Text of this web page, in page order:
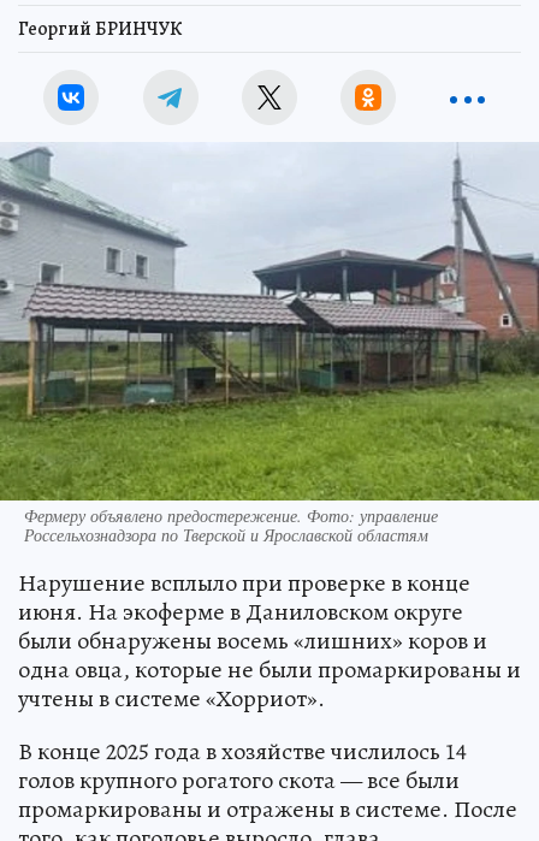
Георгий БРИНЧУК
Фермеру объявлено предостережение. Фото: управление
Россельхознадзора по Тверской и Ярославской областям
Нарушение всплыло при проверке в конце
июня. На экоферме в Даниловском округе
были обнаружены восемь «лишних» коров и
одна овца, которые не были промаркированы и
учтены в системе «Хорриот».
В конце 2025 года в хозяйстве числилось 14
голов крупного рогатого скота — все были
промаркированы и отражены в системе. После